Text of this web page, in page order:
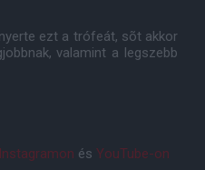
ezt a trófeát, sõt akkor
valamint a legszebb
Instagramon és YouTube-on